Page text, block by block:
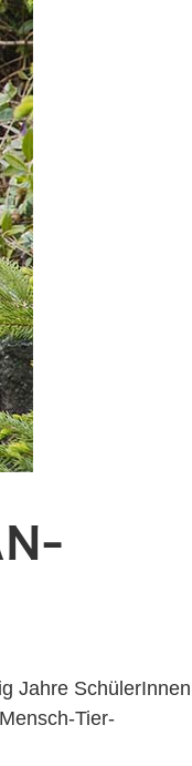
Jahre SchülerInnen
Tier-